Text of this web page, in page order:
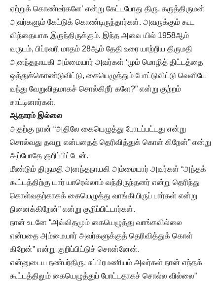
ஏற்றுக் கொண்டீர்களே’ என்று கேட்டபோது திரு. கருத்திருமன்
அவர்களும் கேட்டுக் கொண்டிருந்தார்கள். அவருக்கும் கூட
விந்தையாக இருந்திருக்கும். இந்த அவை யில் 1958ஆம்
வருடம், பிப்ரவரி மாதம் 28ஆம் தேதி உரை யாற்றிய திருமதி
அனந்தநாயகி அம்மையார் அவர்கள் ‘மும் மொழித் திட்டத்தை
ஒத்துக்கொண்டுவிட்டு, கையெழுத்தும் போட்டுவிட்டு வெளியே
வந்து வேறுவிதமாகச் சொல்கிறீர் களே?” என்று குற்றம்
சாட்டினார்கள்.
ஆதாரம் இல்லை
அதற்கு நான் “அதிலே கையெழுத்து போடப்பட்டது என்று
சொல்வது தவறு என்பதைத் தெரிவித்துக் கொள் கிறேன்” என்று
அப்போதே குறிப்பிட்டேன்.
மீண்டும் திருமதி அனந்தநாயகி அம்மையார் அவர்கள் “அந்தக்
கூட்டத்திற்கு யார் யாரெல்லாம் வந்திருந்தனர் என்று தெரிந்து
கொள்வதற்காகக் கையெழுத்து வாங்கியிருப் பார்கள் என்று
நினைக்கிறேன்” என்று குறிப்பிட்டார்கள்.
நான் உடனே “அவ்விதமும் கையெழுத்து வாங்கவில்லை
என்பதை அம்மையார் அவர்களுக்குத் தெரிவித்துக் கொள்
கிறேன்” என்று குறிப்பிட்டுச் சொன்னேன்.
என்னுடைய நண்பர்திரு. சுப்பிரமணியம் அவர்கள் நான் எந்தக்
கூட்டத்திலும் கையெழுத்துப் போட்டதாகச் சொல்ல வில்லை”